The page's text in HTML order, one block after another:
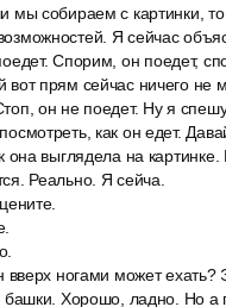
мы собираем с картинки,
Я сейчас
Спорим, он поедет,
вот прям сейчас ничего не
он не поедет. Ну я
как он едет.
она выглядела на
Реально. Я сейча.
вверх ногами может
башки. Хорошо, ладно. Но а